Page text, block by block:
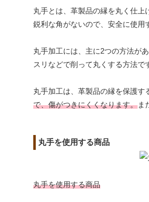
丸手とは、革製品の縁を丸く仕上
鋭利な角がないので、安全に使用
丸手加工には、主に2つの方法があ
スリなどで削って丸くする方法で
丸手加工は、革製品の縁を保護す
で、傷がつきにくくなります。ま
丸手を使用する商品
丸手を使用する商品